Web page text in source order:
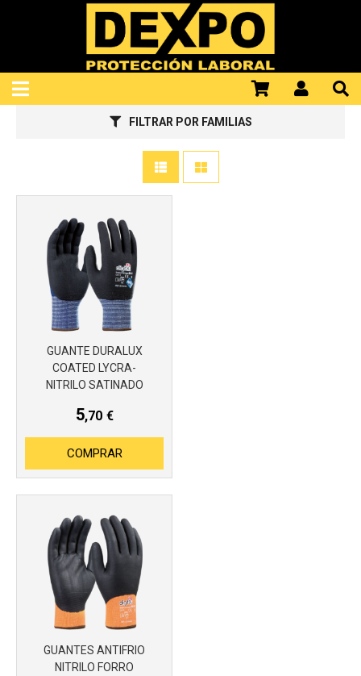
FILTRAR POR FAMILIAS
GUANTE DURALUX
COATED LYCRA-
NITRILO SATINADO
5,70 €
COMPRAR
GUANTES ANTIFRIO
NITRILO FORRO
Más info